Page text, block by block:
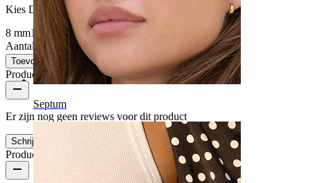
Septum
Kies Diameter
8 mm10 mm
Aantal: 1
Wijzigen
Toevoegen aan winkelwagen
Productbeoordelingen
Er zijn nog geen reviews voor dit product
Schrijf een review
Productkwaliteit